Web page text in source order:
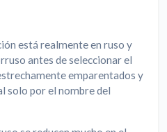
está realmente en ruso y
antes de seleccionar el
emparentados y
solo por el nombre del